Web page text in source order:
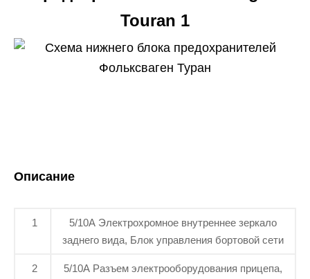
Touran 1
Описание
1
5/10А Электрохромное внутреннее зеркало
заднего вида, Блок управления бортовой сети
2
5/10A Разъем электрооборудования прицепа,